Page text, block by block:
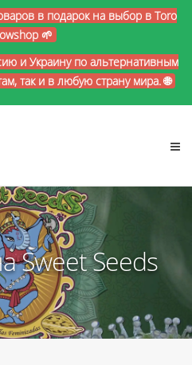
в подарок на выбор в Toro
🌱
и Украину по альтернативным
так и в любую страну мира. 🌐
Sweet Seeds